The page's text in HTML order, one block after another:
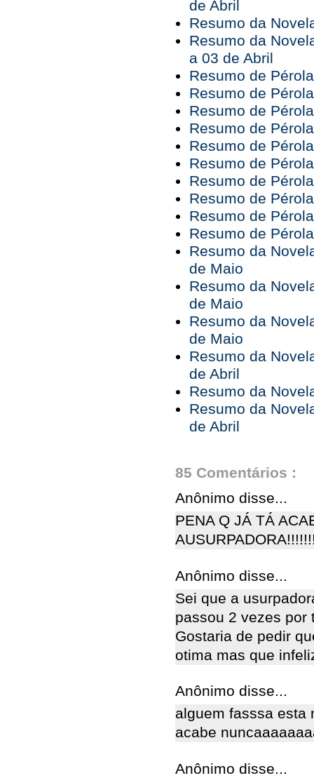
de Abril
Resumo da
Resumo da
a 03 de Abril
Resumo de
Resumo de
Resumo de
Resumo de
Resumo de
Resumo de
Resumo de
Resumo de
Resumo de
Resumo de
Resumo da
de Maio
Resumo da
de Maio
Resumo da
de Maio
Resumo da
de Abril
Resumo da
Resumo da
de Abril
85 Comentários :
Anônimo disse...
PENA Q JÁ TÁ
Anônimo disse...
Sei que a
passou 2 vezes por
Gostaria de pedir
otima mas que
Anônimo disse...
alguem fasssa esta
acabe
Anônimo disse...